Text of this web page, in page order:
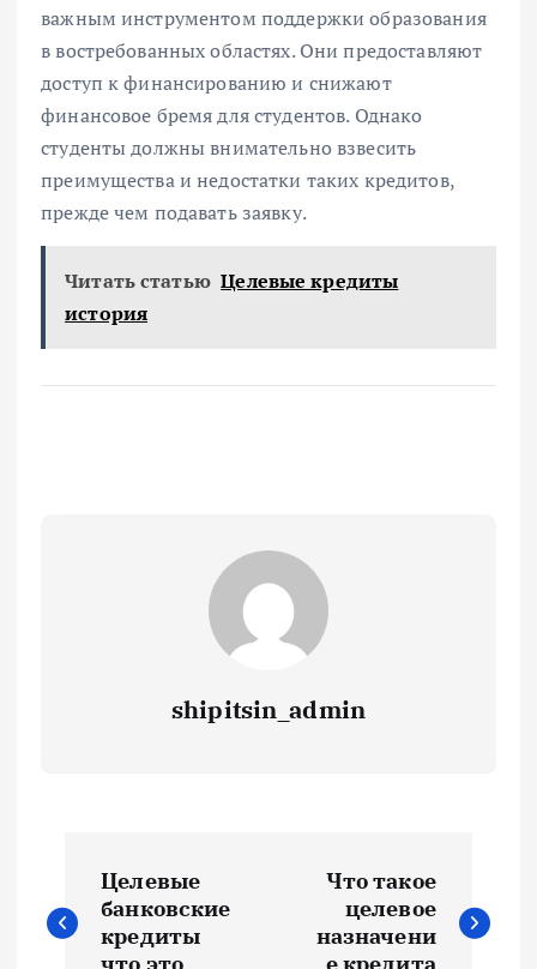
важным инструментом поддержки образования
в востребованных областях. Они предоставляют
доступ к финансированию и снижают
финансовое бремя для студентов. Однако
студенты должны внимательно взвесить
преимущества и недостатки таких кредитов,
прежде чем подавать заявку.
Читать статью Целевые кредиты
история
shipitsin_admin
а
Целевые
банковские
кредиты
Что такое
целевое
назначени